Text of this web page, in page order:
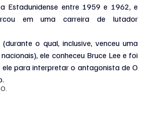
Estadunidense entre 1959 e 1962, e
em uma carreira de lutador
(durante o qual, inclusive, venceu uma
ele conheceu Bruce Lee e foi
para interpretar o antagonista de O